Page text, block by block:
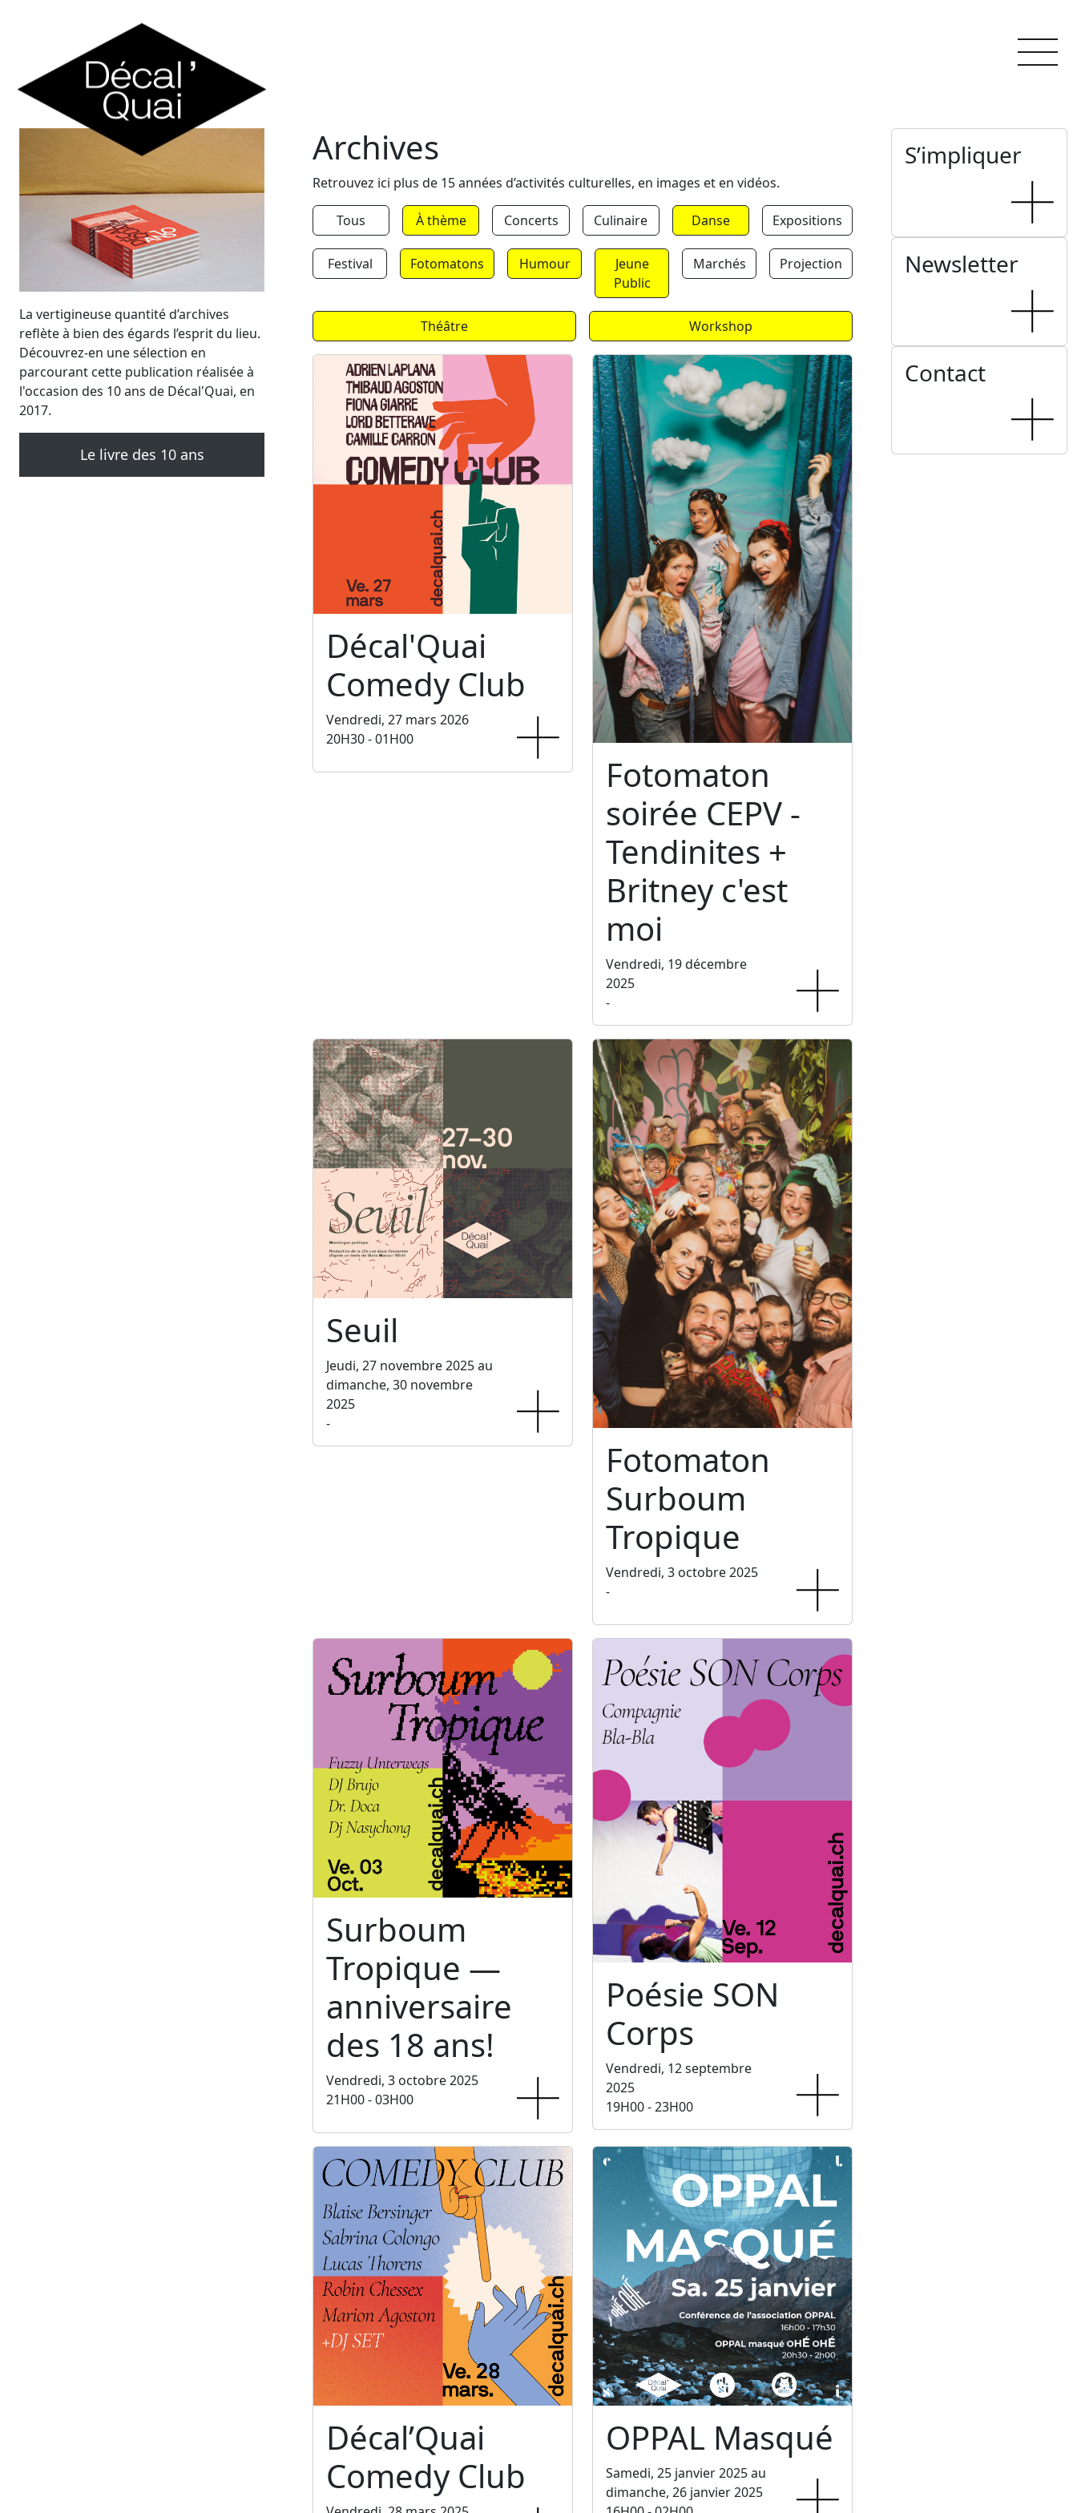
La vertigineuse quantité d’archives
reflète à bien des égards l’esprit du lieu.
Découvrez-en une sélection en
parcourant cette publication réalisée à
l'occasion des 10 ans de Décal'Quai, en
2017.
Le livre des 10 ans
Archives
Retrouvez ici plus de 15 années d’activités culturelles, en images et en vidéos.
Tous À thème Concerts Culinaire Danse Expositions
Festival Fotomatons Humour
Jeune
Public
Marchés Projection
Théâtre Workshop
Décal'Quai
Comedy Club
Vendredi, 27 mars 2026
20H30 - 01H00
Fotomaton
soirée CEPV -
Tendinites +
Britney c'est
moi
Vendredi, 19 décembre
2025
-
Seuil
Jeudi, 27 novembre 2025 au
dimanche, 30 novembre
2025
-
Fotomaton
Surboum
Tropique
Vendredi, 3 octobre 2025
-
Surboum
Tropique —
anniversaire
des 18 ans!
Vendredi, 3 octobre 2025
21H00 - 03H00
Poésie SON
Corps
Vendredi, 12 septembre
2025
19H00 - 23H00
Décal’Quai
Comedy Club
OPPAL Masqué
Samedi, 25 janvier 2025 au
dimanche, 26 janvier 2025
S’impliquer
Newsletter
Contact